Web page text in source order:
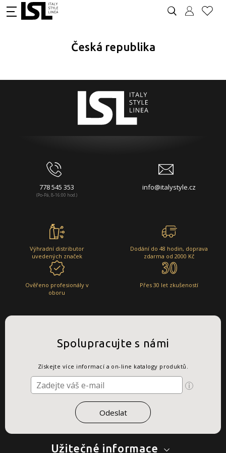
Česká republika
778 545 353
(Po-Pá, 8-16:00 hod.)
info@italystyle.cz
Výhradní distributor
uvedených značek
Dodání do 48 hodin, doprava
zdarma od 2000 Kč
Ověřeno profesionály v
oboru
Přes 30 let zkušeností
Užitečné informace
Spolupracujte s námi
Získejte více informací a on-line katalogy produktů.